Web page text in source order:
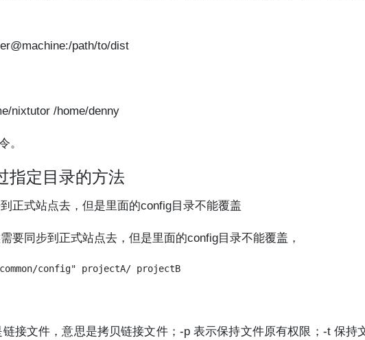
path/to/dist
nixtutor /home/denny
。
指定目录的方法
正式站点去，但是里面的config目录不能覆盖
要同步到正式站点去，但是里面的config目录不能覆盖，
接文件，意思是拷贝链接文件；-p 表示保持文件原有权限；-t 保持